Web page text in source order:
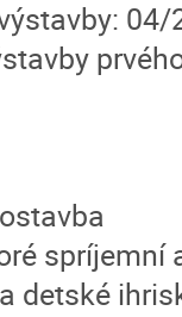
04/
spríjemní
detské